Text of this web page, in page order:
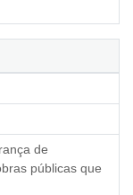
de
públicas que